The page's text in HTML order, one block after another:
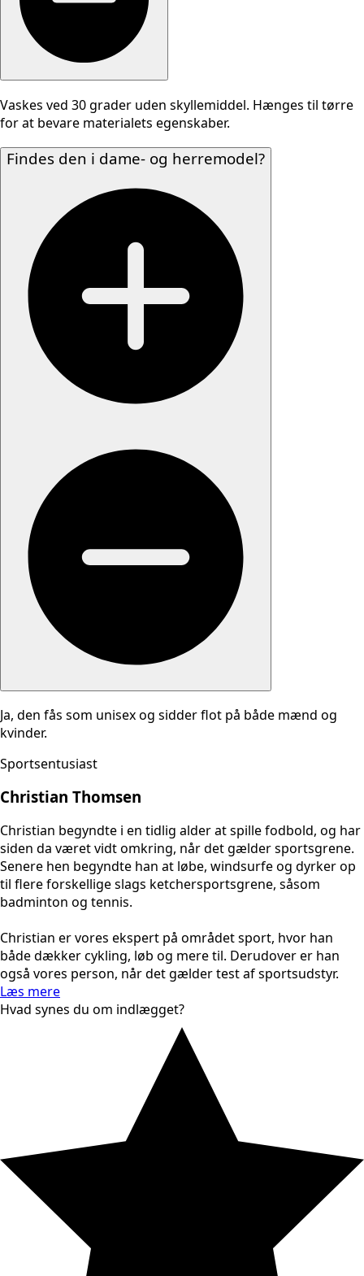
Vaskes ved 30 grader uden skyllemiddel. Hænges til tørre
for at bevare materialets egenskaber.
Findes den i dame- og herremodel?
Ja, den fås som unisex og sidder flot på både mænd og
kvinder.
Sportsentusiast
Christian Thomsen
Christian begyndte i en tidlig alder at spille fodbold, og har
siden da været vidt omkring, når det gælder sportsgrene.
Senere hen begyndte han at løbe, windsurfe og dyrker op
til flere forskellige slags ketchersportsgrene, såsom
badminton og tennis.
Christian er vores ekspert på området sport, hvor han
både dækker cykling, løb og mere til. Derudover er han
også vores person, når det gælder test af sportsudstyr.
Læs mere
Hvad synes du om indlægget?